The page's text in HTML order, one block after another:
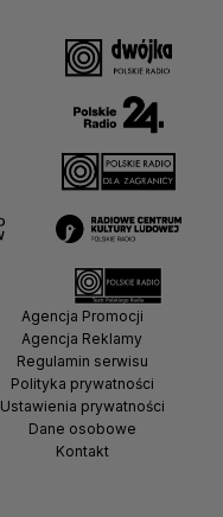
Agencja Promocji
Agencja Reklamy
Regulamin serwisu
Polityka prywatności
Ustawienia prywatności
Dane osobowe
Kontakt